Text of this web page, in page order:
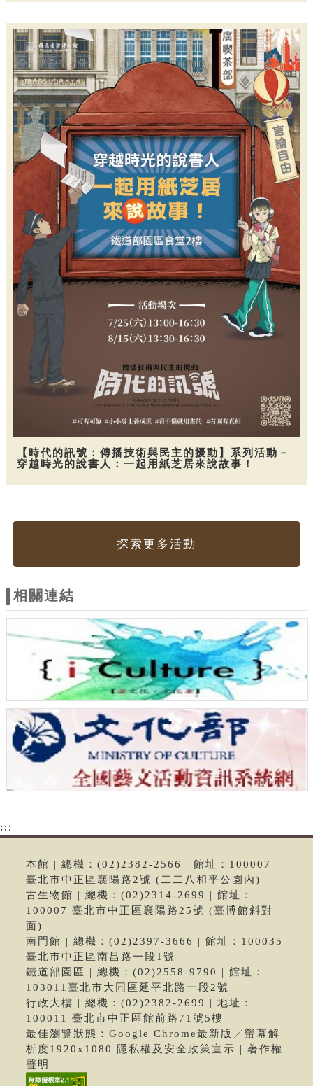
【時代的訊號：傳播技術與民主的擾動】系列活動－
穿越時光的說書人：一起用紙芝居來說故事！
探索更多活動
相關連結
:::
本館 | 總機：(02)2382-2566 | 館址：100007
臺北市中正區襄陽路2號 (二二八和平公園內)
古生物館 | 總機：(02)2314-2699 | 館址：
100007 臺北市中正區襄陽路25號 (臺博館斜對
面)
南門館 | 總機：(02)2397-3666 | 館址：100035
臺北市中正區南昌路一段1號
鐵道部園區 | 總機：(02)2558-9790 | 館址：
103011臺北市大同區延平北路一段2號
行政大樓 | 總機：(02)2382-2699 | 地址：
100011 臺北市中正區館前路71號5樓
最佳瀏覽狀態：Google Chrome最新版╱螢幕解
析度1920x1080 隱私權及安全政策宣示 | 著作權
聲明